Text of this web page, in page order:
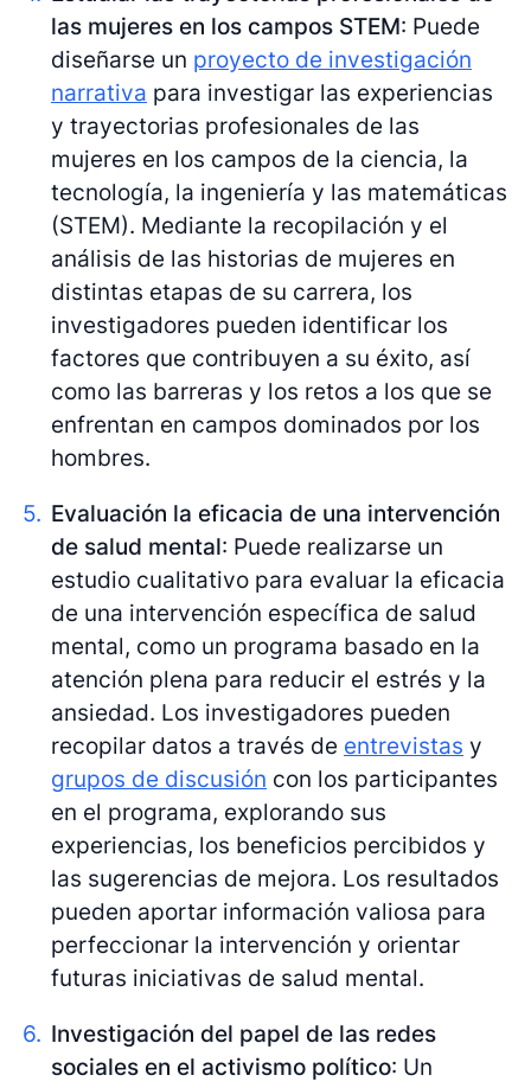
las mujeres en los campos STEM: Puede
diseñarse un proyecto de investigación
narrativa para investigar las experiencias
y trayectorias profesionales de las
mujeres en los campos de la ciencia, la
tecnología, la ingeniería y las matemáticas
(STEM). Mediante la recopilación y el
análisis de las historias de mujeres en
distintas etapas de su carrera, los
investigadores pueden identificar los
factores que contribuyen a su éxito, así
como las barreras y los retos a los que se
enfrentan en campos dominados por los
hombres.
Evaluación la eficacia de una intervención
de salud mental: Puede realizarse un
estudio cualitativo para evaluar la eficacia
de una intervención específica de salud
mental, como un programa basado en la
atención plena para reducir el estrés y la
ansiedad. Los investigadores pueden
recopilar datos a través de entrevistas y
grupos de discusión con los participantes
en el programa, explorando sus
experiencias, los beneficios percibidos y
las sugerencias de mejora. Los resultados
pueden aportar información valiosa para
perfeccionar la intervención y orientar
futuras iniciativas de salud mental.
Investigación del papel de las redes
sociales en el activismo político: Un